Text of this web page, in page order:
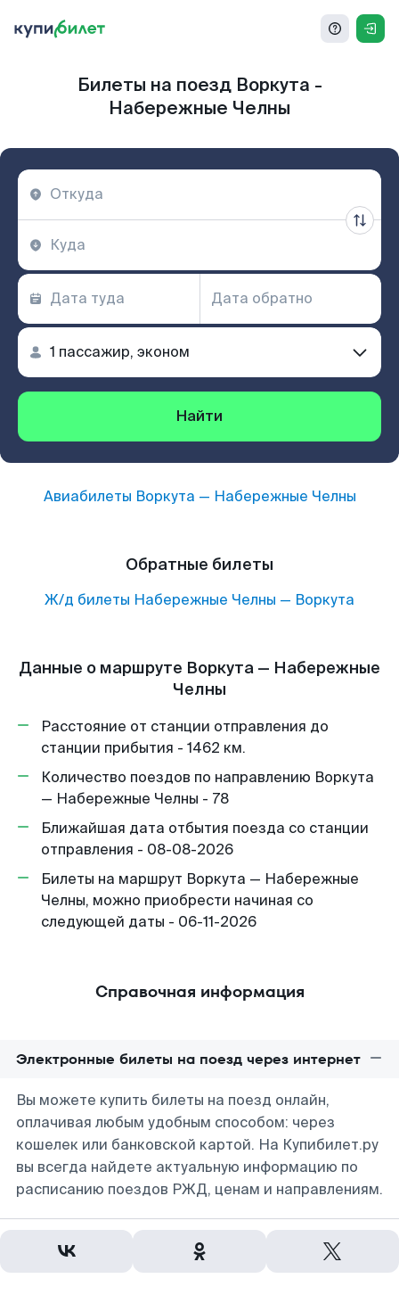
Билеты на поезд Воркута -
Набережные Челны
Найти
Авиабилеты Воркута — Набережные Челны
Обратные билеты
Ж/д билеты Набережные Челны — Воркута
Данные о маршруте Воркута — Набережные
Челны
Расстояние от станции отправления до
станции прибытия - 1462 км.
Количество поездов по направлению Воркута
— Набережные Челны - 78
Ближайшая дата отбытия поезда со станции
отправления - 08-08-2026
Билеты на маршрут Воркута — Набережные
Челны, можно приобрести начиная со
следующей даты - 06-11-2026
Справочная информация
Электронные билеты на поезд через интернет
Вы можете купить билеты на поезд онлайн,
оплачивая любым удобным способом: через
кошелек или банковской картой. На Купибилет.ру
вы всегда найдете актуальную информацию по
расписанию поездов РЖД, ценам и направлениям.